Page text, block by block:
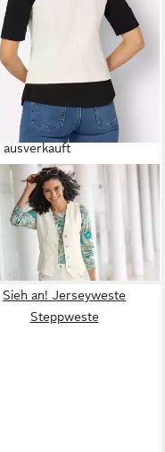
ausverkauft
Jerseyweste Jeans-
€
Sieh an! Jerseyweste
Steppweste